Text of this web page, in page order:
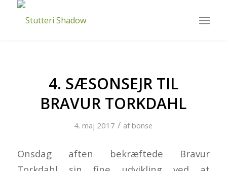
4. SÆSONSEJR TIL
BRAVUR TORKDAHL
4. maj 2017 / afbonse
Onsdag aften bekræftede Bravur